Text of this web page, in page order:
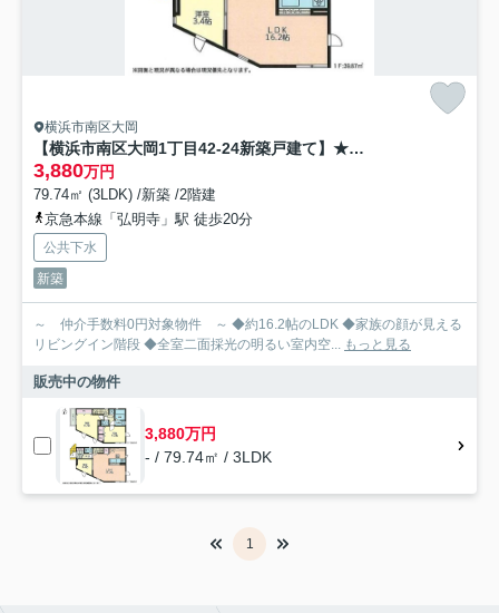
横浜市南区大岡
【横浜市南区大岡1丁目42-24新築戸建て】★仲介手数料無料★（大岡小学校・南中学校）
3,880万円
79.74㎡ (3LDK) /新築 /2階建
京急本線「弘明寺」駅 徒歩20分
公共下水
新築
～ 仲介手数料0円対象物件 ～ ◆約16.2帖のLDK ◆家族の顔が見える
リビングイン階段 ◆全室二面採光の明るい室内空... もっと見る
販売中の物件
3,880万円
- / 79.74㎡ / 3LDK
1